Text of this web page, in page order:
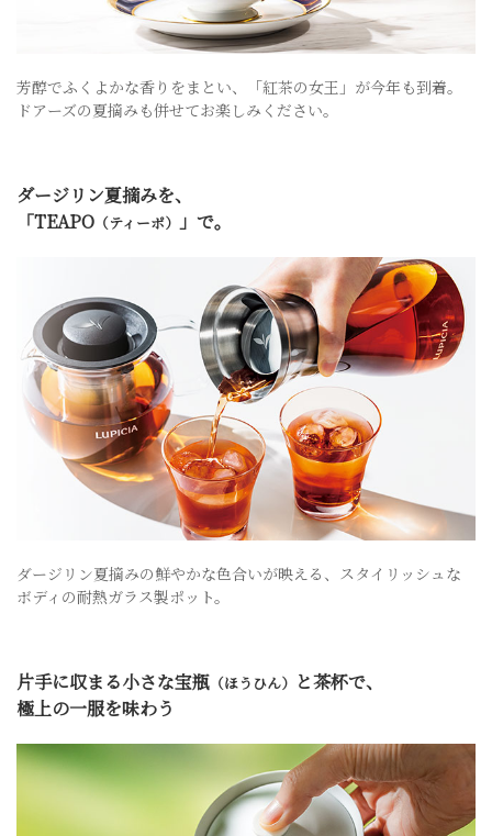
芳醇でふくよかな香りをまとい、「紅茶の女王」が今年も到着。
ドアーズの夏摘みも併せてお楽しみください。
ダージリン夏摘みを、
「TEAPO （ティーポ） 」で。
ダージリン夏摘みの鮮やかな色合いが映える、スタイリッシュな
ボディの耐熱ガラス製ポット。
片手に収まる小さな宝瓶 （ほうひん） と茶杯で、
極上の一服を味わう